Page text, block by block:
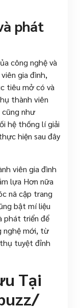
phát
công nghệ và
gia đình,
tiêu mở có và
thành viên
cũng như
hệ thống lí giải
hiện sau đây
viên gia đình
lựa Hơn nữa
nã cập trang
bật mí liệu
phát triển để
nghệ mới, từ
tuyệt đỉnh
Tại